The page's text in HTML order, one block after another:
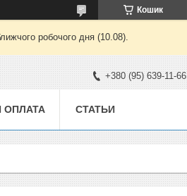
Кошик
робочого дня (10.08).
+380 (95) 639-11-66
ОПЛАТА СТАТЬИ